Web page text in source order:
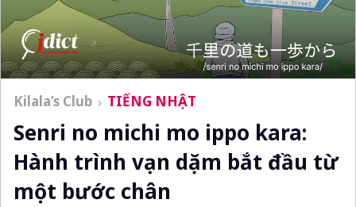
Kilala’s Club TIẾNG NHẬT
Senri no michi mo ippo kara:
Hành trình vạn dặm bắt đầu từ
một bước chân